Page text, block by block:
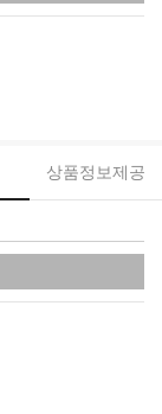
상품정보제공